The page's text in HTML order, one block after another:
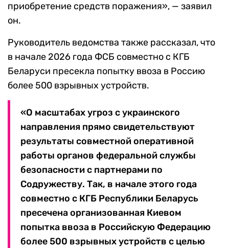
приобретение средств поражения», — заявил
он.
Руководитель ведомства также рассказал, что
в начале 2026 года ФСБ совместно с КГБ
Беларуси пресекла попытку ввоза в Россию
более 500 взрывных устройств.
«О масштабах угроз с украинского
направления прямо свидетельствуют
результаты совместной оперативной
работы органов федеральной службы
безопасности с партнерами по
Содружеству. Так, в начале этого года
совместно с КГБ Республики Беларусь
пресечена организованная Киевом
попытка ввоза в Российскую Федерацию
более 500 взрывных устройств с целью